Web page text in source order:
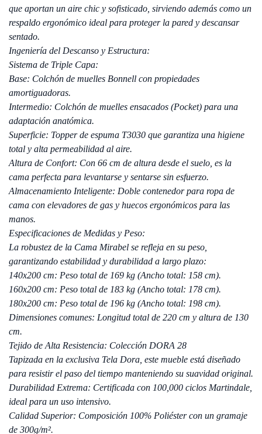
que aportan un aire chic y sofisticado, sirviendo además como un
respaldo ergonómico ideal para proteger la pared y descansar
sentado.
Ingeniería del Descanso y Estructura:
Sistema de Triple Capa:
Base: Colchón de muelles Bonnell con propiedades
amortiguadoras.
Intermedio: Colchón de muelles ensacados (Pocket) para una
adaptación anatómica.
Superficie: Topper de espuma T3030 que garantiza una higiene
total y alta permeabilidad al aire.
Altura de Confort: Con 66 cm de altura desde el suelo, es la
cama perfecta para levantarse y sentarse sin esfuerzo.
Almacenamiento Inteligente: Doble contenedor para ropa de
cama con elevadores de gas y huecos ergonómicos para las
manos.
Especificaciones de Medidas y Peso:
La robustez de la Cama Mirabel se refleja en su peso,
garantizando estabilidad y durabilidad a largo plazo:
140x200 cm: Peso total de 169 kg (Ancho total: 158 cm).
160x200 cm: Peso total de 183 kg (Ancho total: 178 cm).
180x200 cm: Peso total de 196 kg (Ancho total: 198 cm).
Dimensiones comunes: Longitud total de 220 cm y altura de 130
cm.
Tejido de Alta Resistencia: Colección DORA 28
Tapizada en la exclusiva Tela Dora, este mueble está diseñado
para resistir el paso del tiempo manteniendo su suavidad original.
Durabilidad Extrema: Certificada con 100,000 ciclos Martindale,
ideal para un uso intensivo.
Calidad Superior: Composición 100% Poliéster con un gramaje
de 300g/m².